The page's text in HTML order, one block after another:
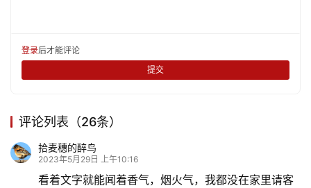
活
旅
游
登录后才能评论
提交
评论列表（26条）
拾麦穗的醉鸟
2023年5月29日 上午10:16
看着文字就能闻着香气，烟火气，我都没在家里请客